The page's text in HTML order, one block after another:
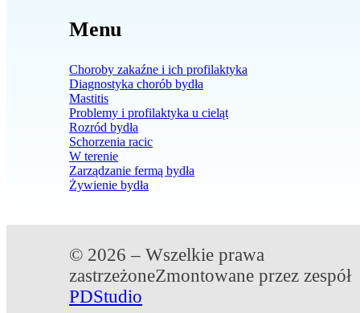
Menu
Choroby zakaźne i ich profilaktyka
Diagnostyka chorób bydła
Mastitis
Problemy i profilaktyka u cieląt
Rozród bydła
Schorzenia racic
W terenie
Zarządzanie fermą bydła
Żywienie bydła
© 2026 – Wszelkie prawa
zastrzeżoneZmontowane przez zespół
PDStudio